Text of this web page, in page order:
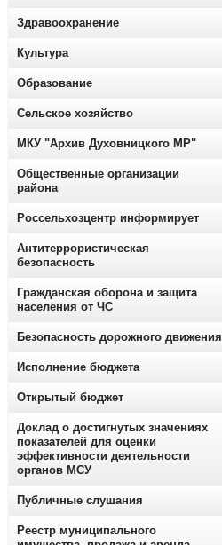
Здравоохранение
Культура
Образование
Сельское хозяйство
МКУ "Архив Духовницкого МР"
Общественные организации
района
Россельхозцентр информирует
Антитеррористическая
безопасность
Гражданская оборона и защита
населения от ЧС
Безопасность дорожного движения
Исполнение бюджета
Открытый бюджет
Доклад о достигнутых значениях
показателей для оценки
эффективности деятельности
органов МСУ
Публичные слушания
Реестр муниципального